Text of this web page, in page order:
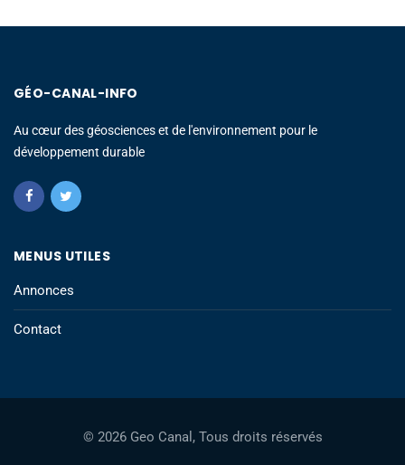
GÉO-CANAL-INFO
Au cœur des géosciences et de l'environnement pour le
développement durable
MENUS UTILES
Annonces
Contact
© 2026 Geo Canal, Tous droits réservés